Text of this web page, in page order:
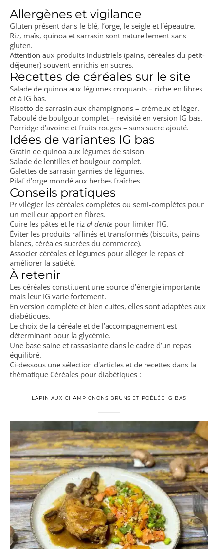
Allergènes et vigilance
Gluten présent dans le blé, l’orge, le seigle et l’épeautre.
Riz, maïs, quinoa et sarrasin sont naturellement sans
gluten.
Attention aux produits industriels (pains, céréales du petit-
déjeuner) souvent enrichis en sucres.
Recettes de céréales sur le site
Salade de quinoa aux légumes croquants – riche en fibres
et à IG bas.
Risotto de sarrasin aux champignons – crémeux et léger.
Taboulé de boulgour complet – revisité en version IG bas.
Porridge d’avoine et fruits rouges – sans sucre ajouté.
Idées de variantes IG bas
Gratin de quinoa aux légumes de saison.
Salade de lentilles et boulgour complet.
Galettes de sarrasin garnies de légumes.
Pilaf d’orge mondé aux herbes fraîches.
Conseils pratiques
Privilégier les céréales complètes ou semi-complètes pour
un meilleur apport en fibres.
Cuire les pâtes et le riz al dente pour limiter l’IG.
Éviter les produits raffinés et transformés (biscuits, pains
blancs, céréales sucrées du commerce).
Associer céréales et légumes pour alléger le repas et
améliorer la satiété.
À retenir
Les céréales constituent une source d’énergie importante
mais leur IG varie fortement.
En version complète et bien cuites, elles sont adaptées aux
diabétiques.
Le choix de la céréale et de l’accompagnement est
déterminant pour la glycémie.
Une base saine et rassasiante dans le cadre d’un repas
équilibré.
Ci-dessous une sélection d'articles et de recettes dans la
thématique Céréales pour diabétiques :
LAPIN AUX CHAMPIGNONS BRUNS ET POÊLÉE IG BAS